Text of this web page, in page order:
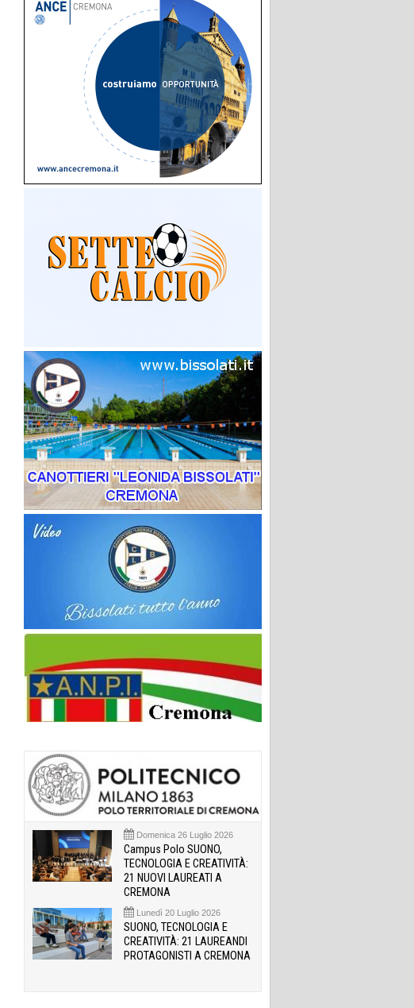
Domenica 26 Luglio 2026
Campus Polo SUONO,
TECNOLOGIA E CREATIVITÀ:
21 NUOVI LAUREATI A
CREMONA
Lunedì 20 Luglio 2026
SUONO, TECNOLOGIA E
CREATIVITÀ: 21 LAUREANDI
PROTAGONISTI A CREMONA